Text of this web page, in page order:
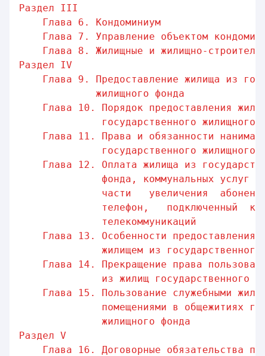
Раздел III
Глава 6. Кондоминиум
Глава 7. Управление объектом
Глава 8. Жилищные и жилищно-
Раздел IV
Глава 9. Предоставление жилища из
жилищного фонда
Глава 10. Порядок предоставления
государственного жилищного
Глава 11. Права и обязанности
государственного жилищного
Глава 12. Оплата жилища из
фонда, коммунальных услуг
части   увеличения
телефон,   подключенный  к
телекоммуникаций
Глава 13. Особенности
жилищем из
Глава 14. Прекращение права
из жилищ государственного
Глава 15. Пользование служебными
помещениями в общежитиях
жилищного фонда
Раздел V
Глава 16. Договорные обязательства